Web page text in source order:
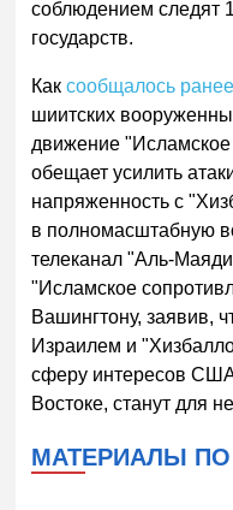
соблюдением следят
государств.
Каксообщалось ранее
шиитских
движение
обещает усилить
напряженность с
в полномасштабную
телеканал "Аль-
"Исламское
Вашингтону, заявив,
Израилем и
сферу интересов
Востоке, станут для
МАТЕРИАЛЫ